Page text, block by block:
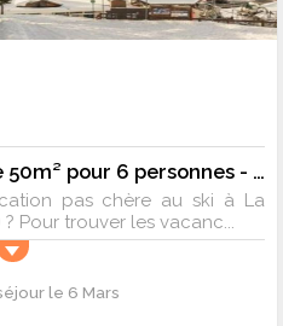
Appartement 2 pièces de 50m² pour 6 personnes - 6 pers. - 45m2 - TV - Animaux admis
pas chère au ski à La
Pour trouver les vacanc...
le 6 Mars